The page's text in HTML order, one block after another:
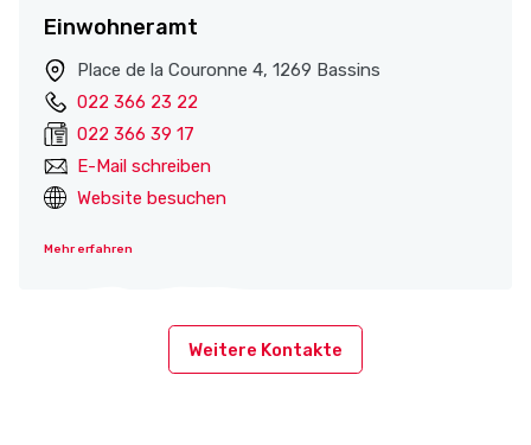
Einwohneramt
Place de la Couronne 4, 1269 Bassins
022 366 23 22
022 366 39 17
E-Mail schreiben
Website besuchen
Mehr erfahren
Weitere Kontakte